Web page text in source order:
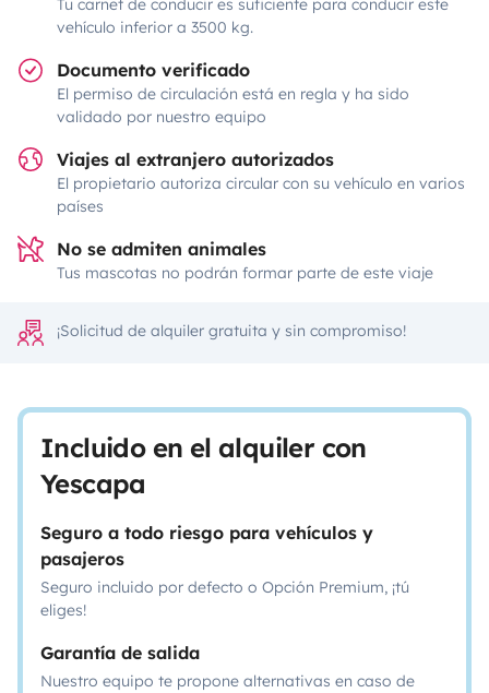
Tu carnet de conducir es suficiente para conducir este
vehículo inferior a 3500 kg.
Documento verificado
El permiso de circulación está en regla y ha sido
validado por nuestro equipo
Viajes al extranjero autorizados
El propietario autoriza circular con su vehículo en varios
países
No se admiten animales
Tus mascotas no podrán formar parte de este viaje
¡Solicitud de alquiler gratuita y sin compromiso!
Incluido en el alquiler con
Yescapa
Seguro a todo riesgo para vehículos y
pasajeros
Seguro incluido por defecto o Opción Premium, ¡tú
eliges!
Garantía de salida
Nuestro equipo te propone alternativas en caso de